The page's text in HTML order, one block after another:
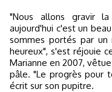
"Nous allons gravir
aujourd'hui c'est un
sommes portés par
heureux", s'est réjouie
Marianne en 2007,
pâle. "Le progrès pour
écrit sur son pupitre.